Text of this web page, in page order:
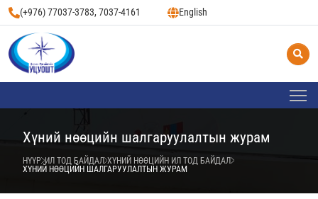
(+976) 77037-3783, 7037-4161 English
Хүний нөөцийн шалгаруулалтын журам
НҮҮР ИЛ ТОД БАЙДАЛ ХҮНИЙ НӨӨЦИЙН ИЛ ТОД БАЙДАЛ
ХҮНИЙ НӨӨЦИЙН ШАЛГАРУУЛАЛТЫН ЖУРАМ